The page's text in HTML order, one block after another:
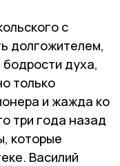
с
долгожителем,
духа,
только
и жажда ко
три года назад
которые
Василий